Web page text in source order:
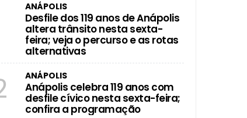
ANÁPOLIS
Desfile dos 119 anos de Anápolis
altera trânsito nesta sexta-
feira; veja o percurso e as rotas
alternativas
ANÁPOLIS
Anápolis celebra 119 anos com
desfile cívico nesta sexta-feira;
confira a programação